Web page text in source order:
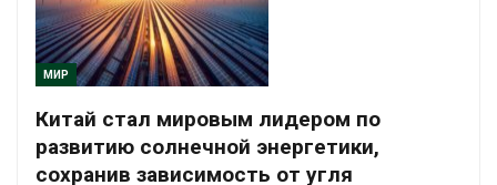
МИР
Китай стал мировым лидером по
развитию солнечной энергетики,
сохранив зависимость от угля